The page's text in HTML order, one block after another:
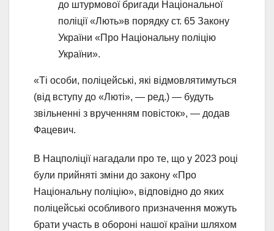
до штурмової бригади Національної
поліції «Лють»в порядку ст. 65 Закону
України «Про Національну поліцію
України».
«Ті особи, поліцейські, які відмовлятимуться
(від вступу до «Люті», — ред.) — будуть
звільненні з врученням повісток», — додав
Фацевич.
В Нацполіції нагадали про те, що у 2023 році
були прийняті зміни до закону «Про
Національну поліцію», відповідно до яких
поліцейські особливого призначення можуть
брати участь в обороні нашої країни шляхом